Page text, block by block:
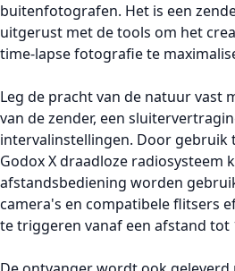
buitenfotografen. Het is een
uitgerust met de tools om het
time-lapse fotografie te
Leg de pracht van de natuur vast
van de zender, een
intervalinstellingen. Door gebruik
Godox X draadloze radiosysteem
afstandsbediening worden
camera's en compatibele flitsers
te triggeren vanaf een afstand tot